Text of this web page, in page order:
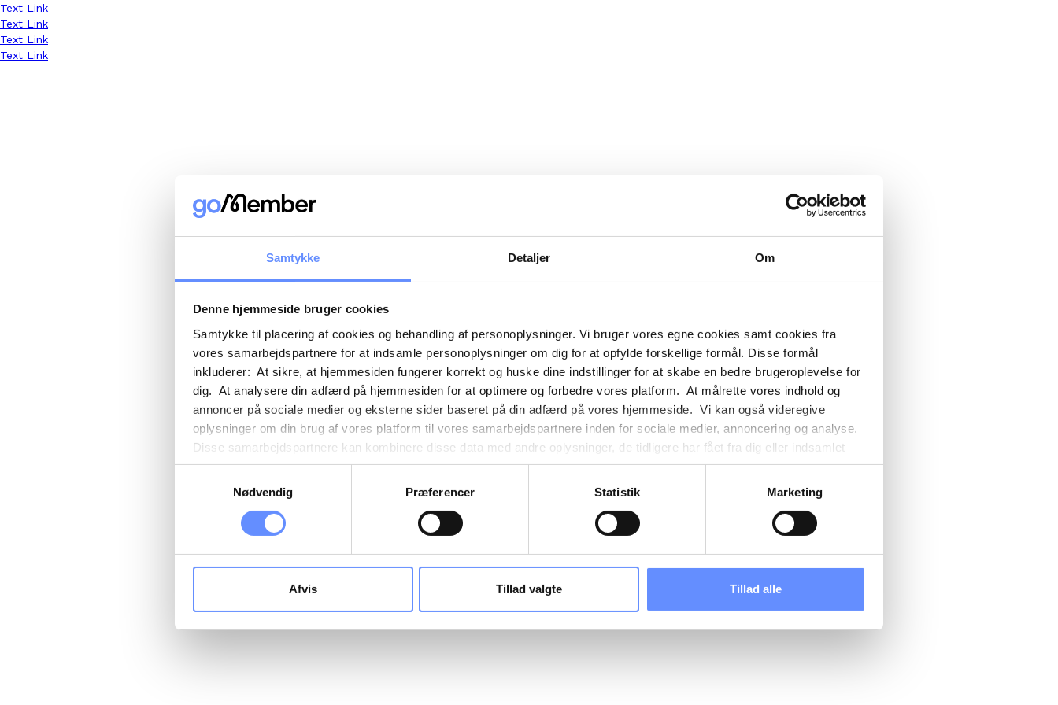
Samtykke Detaljer Om
Denne hjemmeside bruger cookies
Samtykke til placering af cookies og behandling af personoplysninger. Vi bruger vores egne cookies samt cookies fra
vores samarbejdspartnere for at indsamle personoplysninger om dig for at opfylde forskellige formål. Disse formål
inkluderer: At sikre, at hjemmesiden fungerer korrekt og huske dine indstillinger for at skabe en bedre brugeroplevelse for
dig. At analysere din adfærd på hjemmesiden for at optimere og forbedre vores platform. At målrette vores indhold og
annoncer på sociale medier og eksterne sider baseret på din adfærd på vores hjemmeside. Vi kan også videregive
oplysninger om din brug af vores platform til vores samarbejdspartnere inden for sociale medier, annoncering og analyse.
Disse samarbejdspartnere kan kombinere disse data med andre oplysninger, de tidligere har fået fra dig eller indsamlet
gennem din brug af deres tjenester. Det skal bemærkes, at nogle af vores samarbejdspartnere kan være placeret i usikre
tredjelande, herunder USA. Under detaljer finder du yderligere information om formålene med cookies, overordnede
cookie opbevares. Du bestemmer selv, hvilke formål vores hjemmeside må anvende cookies til og dermed behandle
Nødvendig
Præferencer Statistik Marketing
Afvis Tillad valgte Tillad alle
Text Link
Text Link
Text Link
Text Link